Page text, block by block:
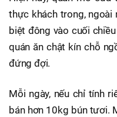
thực khách trong, ngoài
biệt đông vào cuối
quán ăn chật kín chỗ
đứng đợi.
Mỗi ngày, nếu chỉ tính
bán hơn 10kg bún tươi.